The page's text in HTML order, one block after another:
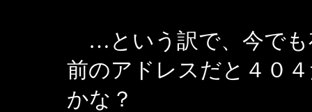
…という訳で、今でも
前のアドレスだと４０
かな？